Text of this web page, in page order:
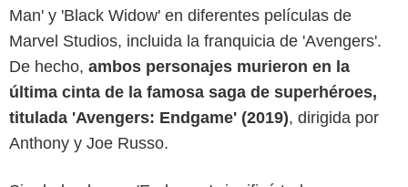
Man' y 'Black Widow' en diferentes películas de
Marvel Studios, incluida la franquicia de 'Avengers'.
De hecho, ambos personajes murieron en la
última cinta de la famosa saga de superhéroes,
titulada 'Avengers: Endgame' (2019), dirigida por
Anthony y Joe Russo.